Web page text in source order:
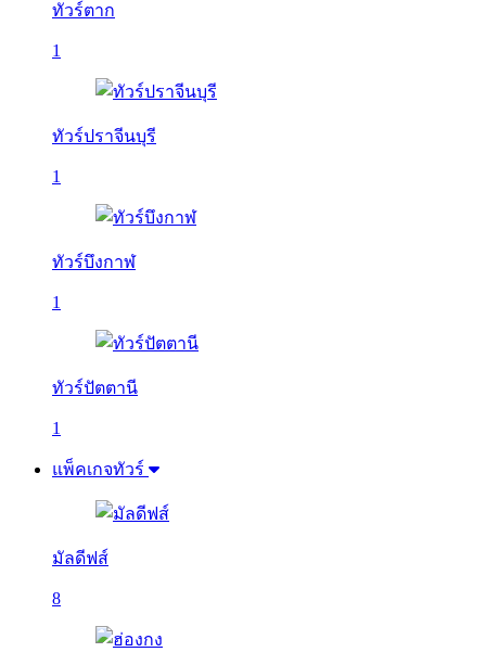
ทัวร์ตาก
1
ทัวร์ปราจีนบุรี
1
ทัวร์บึงกาฬ
1
ทัวร์ปัตตานี
1
แพ็คเกจทัวร์
มัลดีฟส์
8